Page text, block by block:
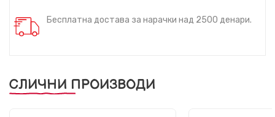
Бесплатна достава за нарачки над 2500 денари.
СЛИЧНИ ПРОИЗВОДИ